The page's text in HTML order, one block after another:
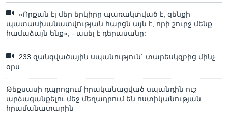
«Որքան էլ մեր երկիրը պառակտված է, զենքի
պատասխանատվության հարցն այն է, որի շուրջ մենք
համաձայն ենք», - ասել է դերասանը:
233 զանգվածային սպանություն` տարեսկզբից մինչ
օրս
Թեքսասի դպրոցում իրականացված սպանդին ուշ
արձագանքելու մեջ մեղադրում են ոստիկանության
հրամանատարին